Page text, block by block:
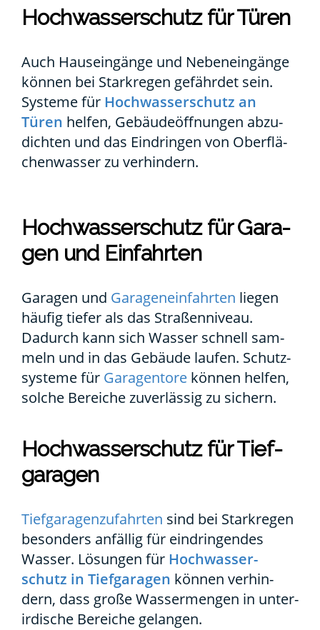
Hoch­was­ser­schutz für Türen
Auch Haus­ein­gän­ge und Neben­ein­gän­ge
kön­nen bei Stark­re­gen gefähr­det sein.
Sys­te­me für Hoch­was­ser­schutz an
Türen hel­fen, Gebäu­de­öff­nun­gen abzu­
dich­ten und das Ein­drin­gen von Ober­flä­
chen­was­ser zu ver­hin­dern.
Hoch­was­ser­schutz für Gara­
gen und Ein­fahr­ten
Gara­gen und Gara­gen­ein­fahr­ten lie­gen
häu­fig tie­fer als das Stra­ßen­ni­veau.
Dadurch kann sich Was­ser schnell sam­
meln und in das Gebäu­de lau­fen. Schutz­
sys­te­me für Gara­gen­to­re kön­nen hel­fen,
sol­che Berei­che zuver­läs­sig zu sichern.
Hoch­was­ser­schutz für Tief­
ga­ra­gen
Tief­ga­ra­gen­zu­fahr­ten sind bei Stark­re­gen
beson­ders anfäl­lig für ein­drin­gen­des
Was­ser. Lösun­gen für Hoch­was­ser­
schutz in Tief­ga­ra­gen kön­nen ver­hin­
dern, dass gro­ße Was­ser­men­gen in unter­
ir­di­sche Berei­che gelan­gen.